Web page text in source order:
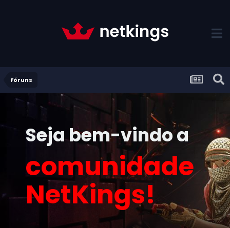
Fóruns
Seja bem-vindo a
comunidade
NetKings!